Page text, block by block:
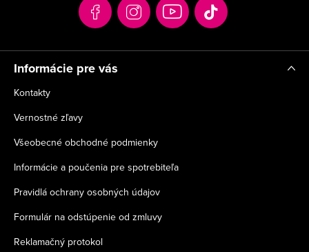
e
Informácie pre vás
Kontakty
Vernostné zľavy
Všeobecné obchodné podmienky
Informácie a poučenia pre spotrebiteľa
Pravidlá ochrany osobných údajov
Formulár na odstúpenie od zmluvy
Reklamačný protokol